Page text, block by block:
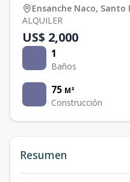
Ensanche Naco, Santo
ALQUILER
US$ 2,000
1
Baños
75 M²
Construcción
Resumen